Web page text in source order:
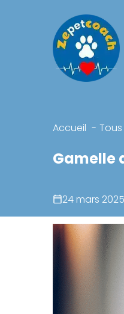
Accueil
Gamelle
24 mars 2025